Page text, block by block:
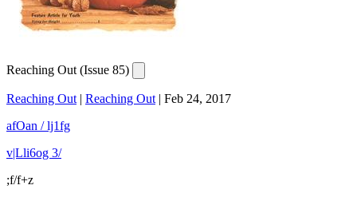
Reaching Out (Issue 85)
Reaching Out | Reaching Out | Feb 24, 2017
afOan / lj1fg
v|Lli6og 3/
;f/f+z